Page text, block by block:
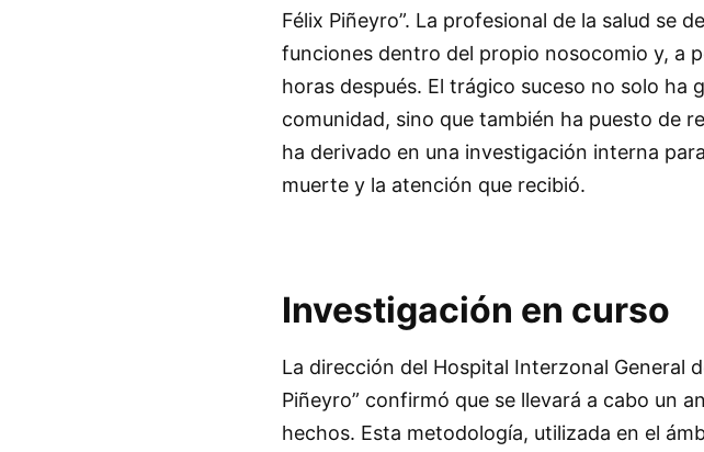
Félix Piñeyro”. La profesional de la salud se
funciones dentro del propio nosocomio y, a
horas después. El trágico suceso no solo ha
comunidad, sino que también ha puesto de
ha derivado en una investigación interna
muerte y la atención que recibió.
Investigación en curso
La dirección del Hospital Interzonal General
Piñeyro” confirmó que se llevará a cabo un
hechos. Esta metodología, utilizada en el